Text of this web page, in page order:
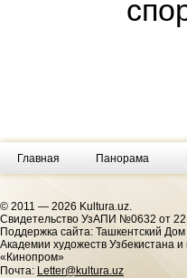
Главная Панорама
© 2011 — 2026 Kultura.uz.
Cвидетельство УзАПИ №0632 от 22
Поддержка сайта: Ташкентский
Академии художеств Узбекистана и
«Кинопром»
Почта: Letter@kultura.uz